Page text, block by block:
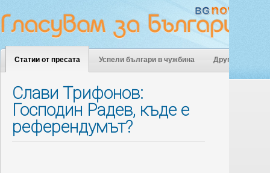
Статии от пресата Успели българи в чужбина Други
Слави Трифонов:
Господин Радев, къде е
референдумът?